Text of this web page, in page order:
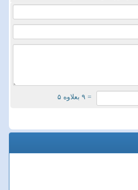
= ۹ بعلاوه ۵